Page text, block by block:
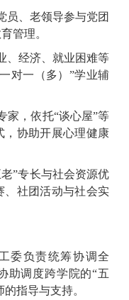
员、老领导参与党团
管理。
、经济、就业困难等
对一（多）”学业辅
家，依托“谈心屋”等
，协助开展心理健康
”专长与社会资源优
、社团活动与社会实
委负责统筹协调全
助调度跨学院的“五
指导与支持。